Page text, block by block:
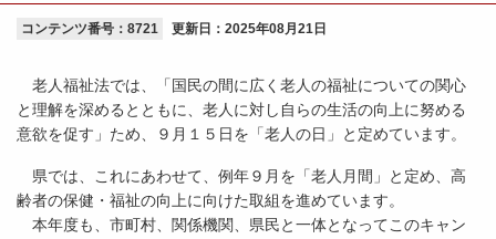
コンテンツ番号：8721 更新日： 2025年08月21日
老人福祉法では、「国民の間に広く老人の福祉についての関心
と理解を深めるとともに、老人に対し自らの生活の向上に努める
意欲を促す」ため、９月１５日を「老人の日」と定めています。
県では、これにあわせて、例年９月を「老人月間」と定め、高
齢者の保健・福祉の向上に向けた取組を進めています。
本年度も、市町村、関係機関、県民と一体となってこのキャン